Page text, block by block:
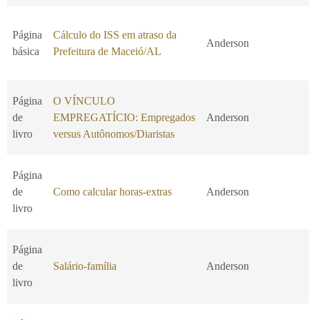
Página
básica
Cálculo do ISS em atraso da
Prefeitura de Maceió/AL
Anderson
Página
de
livro
O VÍNCULO
EMPREGATÍCIO: Empregados
versus Autônomos/Diaristas
Anderson
Página
de
livro
Como calcular horas-extras Anderson
Página
de
livro
Salário-família Anderson